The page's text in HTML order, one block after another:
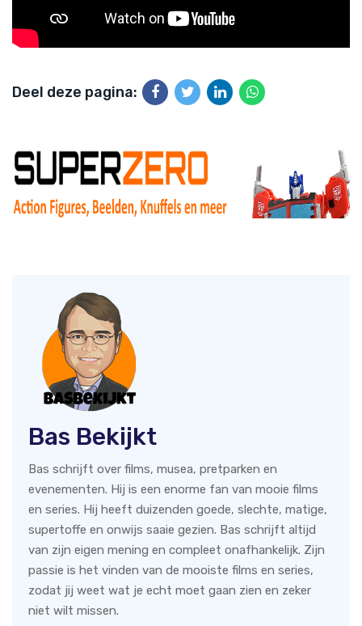
Deel deze pagina:
Bas Bekijkt
Bas schrijft over films, musea, pretparken en
evenementen. Hij is een enorme fan van mooie films
en series. Hij heeft duizenden goede, slechte, matige,
supertoffe en onwijs saaie gezien. Bas schrijft altijd
van zijn eigen mening en compleet onafhankelijk. Zijn
passie is het vinden van de mooiste films en series,
zodat jij weet wat je echt moet gaan zien en zeker
niet wilt missen.